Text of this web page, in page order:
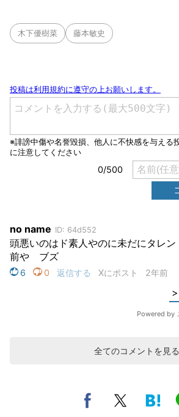
木下優樹菜 藤本敏史
全てのコメントを見る